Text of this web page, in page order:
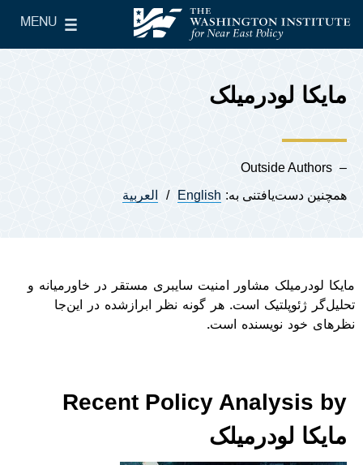
The Washington Institute for Near East Policy
MENU
Main Menu
مايکا لودرمیلک
Outside Authors
همچنین دست‌یافتنی به: English العربية
مايکا لودرمیلک مشاور امنيت سايبری مستقر در خاورميانه و
تحلیل‌گر ژئوپلتيک است. هر گونه نظر ابرازشده در اين‌جا
نظرهای خود نويسنده است.
Recent Policy Analysis by
مايکا لودرمیلک